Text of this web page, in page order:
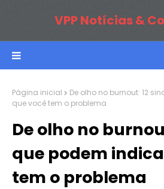
VPP Notícias &
Página inicial
De olho no burnout: 12
que você tem o problema
De olho no
que podem
tem o problema